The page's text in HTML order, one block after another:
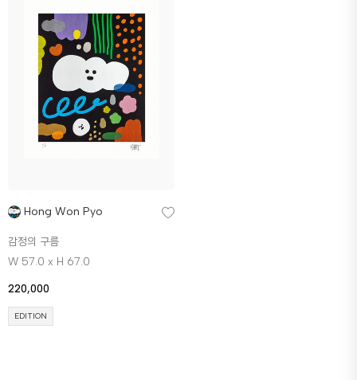
Hong Won Pyo
감정의 구름
W 57.0 x H 67.0
220,000
EDITION